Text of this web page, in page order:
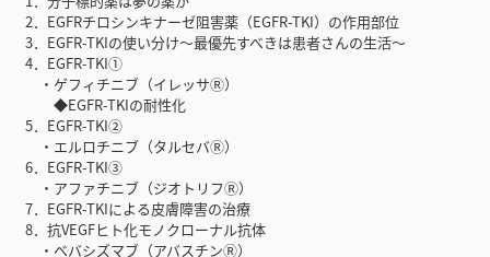
2．EGFRチロシンキナーゼ阻害薬（EGFR-TKI）の作用部位
3．EGFR-TKIの使い分け〜最優先すべきは患者さんの生活〜
4．EGFR-TKI①
・ゲフィチニブ（イレッサⓇ）
◆EGFR-TKIの耐性化
5．EGFR-TKI②
・エルロチニブ（タルセバⓇ）
6．EGFR-TKI③
・アファチニブ（ジオトリフⓇ）
7．EGFR-TKIによる皮膚障害の治療
8．抗VEGFヒト化モノクローナル抗体
・ベバシズマブ（アバスチンⓇ）